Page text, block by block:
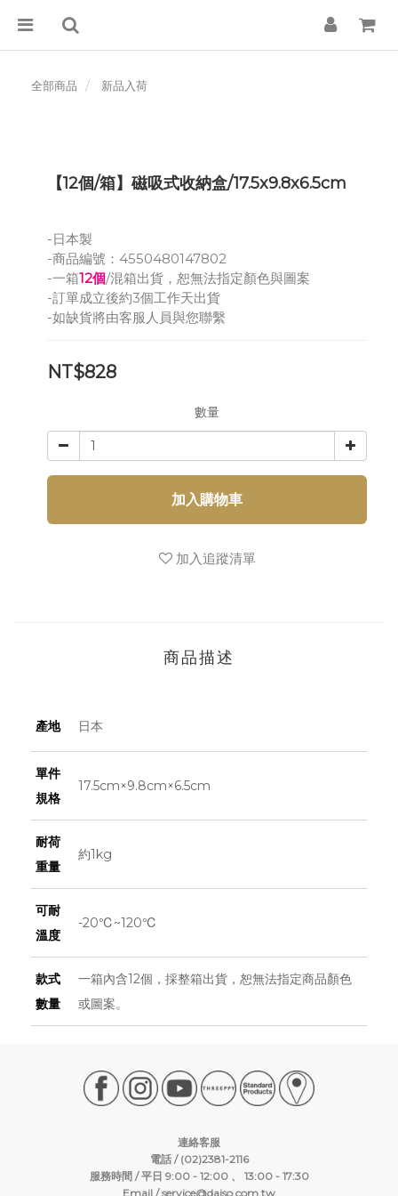
全部商品 新品入荷
【12個/箱】磁吸式收納盒/17.5x9.8x6.5cm
-日本製
-商品編號：4550480147802
-一箱12個/混箱出貨，恕無法指定顏色與圖案
-訂單成立後約3個工作天出貨
-如缺貨將由客服人員與您聯繫
NT$828
數量
加入購物車
加入追蹤清單
商品描述
產地 日本
單件
規格
17.5cm×9.8cm×6.5cm
耐荷
重量
約1kg
可耐
溫度
-20℃~120℃
款式
數量
一箱內含12個，採整箱出貨，恕無法指定商品顏色
或圖案。
連絡客服
電話 / (02)2381-2116
服務時間 / 平日 9:00 - 12:00 、 13:00 - 17:30
Email /service@daiso.com.tw